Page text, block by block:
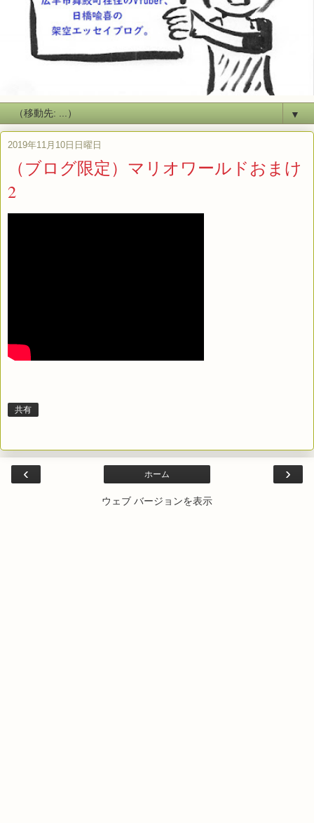
▼
2019年11月10日日曜日
（ブログ限定）マリオワールドおまけ
2
共有
‹ ›
ホーム
ウェブ バージョンを表示